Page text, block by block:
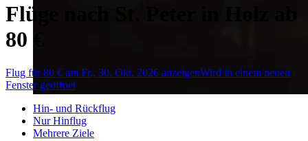
Flüge nach St. Peter in Holz ab
80 €
Flug für 80 € am Fr., 30. Okt. 2026 anzeigenWird in einem neuen
Fenster geöffnet
Hin- und Rückflug
Nur Hinflug
Mehrere Ziele